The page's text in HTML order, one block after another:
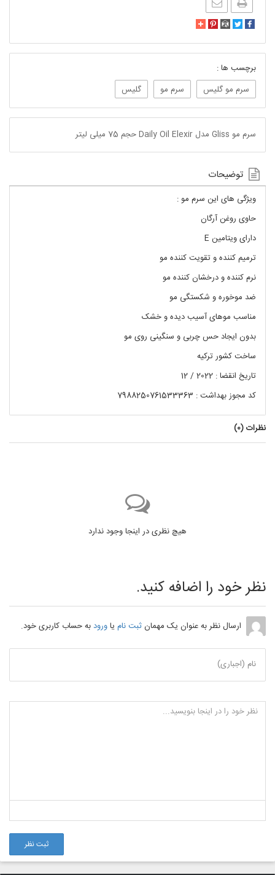
برچسب ها :
سرم مو گلیس
سرم مو گلیس
سرم مو Gliss مدل Daily Oil Elexir حجم 75 میلی لیتر
توضیحات
ویژگی های این سرم مو :
حاوی روغن آرگان
دارای ویتامین E
ترمیم کننده و تقویت کننده مو
نرم کننده و درخشان کننده مو
ضد موخوره و شکستگی مو
مناسب موهای آسیب دیده و خشک
بدون ایجاد حس چربی و سنگینی روی مو
ساخت کشور ترکیه
تاریخ انقضا : 2022 / 12
کد مجوز بهداشت : 7988250761533363
نظرات (0
)
هیچ نظری در اینجا وجود ندارد
نظر خود را اضافه کنید.
ارسال نظر به عنوان یک مهمانثبت نام یاورودبه حساب کاربری خود.
نام (اجباری)
ثبت نظر